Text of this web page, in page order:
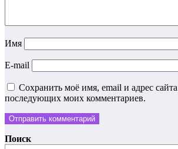
Имя
E-mail
Сохранить моё имя, email и адрес
последующих моих комментариев.
Поиск